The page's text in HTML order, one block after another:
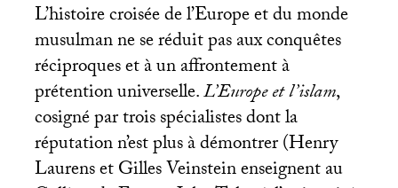
L’histoire croisée de l’Europe et du monde
musulman ne se réduit pas aux conquêtes
réciproques et à un affrontement à
prétention universelle.L’Europe et l’islam,
cosigné par trois spécialistes dont la
réputation n’est plus à démontrer (Henry
Laurens et Gilles Veinstein enseignent au